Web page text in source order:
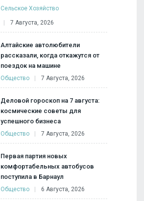
Сельское Хозяйство
7 Августа, 2026
Алтайские автолюбители
рассказали, когда откажутся от
поездок на машине
Общество 7 Августа, 2026
Деловой гороскоп на 7 августа:
космические советы для
успешного бизнеса
Общество 7 Августа, 2026
Первая партия новых
комфортабельных автобусов
поступила в Барнаул
Общество 6 Августа, 2026